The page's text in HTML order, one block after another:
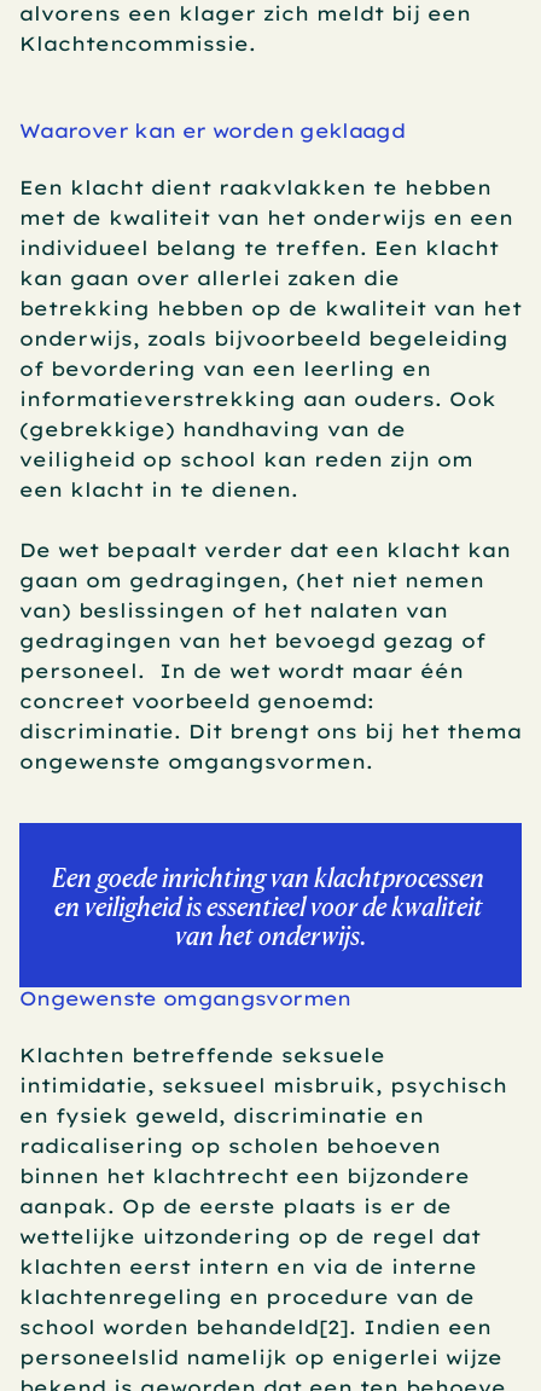
alvorens een klager zich meldt bij een
Klachtencommissie.
Waarover kan er worden geklaagd
Een klacht dient raakvlakken te hebben
met de kwaliteit van het onderwijs en een
individueel belang te treffen. Een klacht
kan gaan over allerlei zaken die
betrekking hebben op de kwaliteit van het
onderwijs, zoals bijvoorbeeld begeleiding
of bevordering van een leerling en
informatieverstrekking aan ouders. Ook
(gebrekkige) handhaving van de
veiligheid op school kan reden zijn om
een klacht in te dienen.
De wet bepaalt verder dat een klacht kan
gaan om gedragingen, (het niet nemen
van) beslissingen of het nalaten van
gedragingen van het bevoegd gezag of
personeel.  In de wet wordt maar één
concreet voorbeeld genoemd:
discriminatie. Dit brengt ons bij het thema
ongewenste omgangsvormen.
Een goede inrichting van klachtprocessen
en veiligheid is essentieel voor de kwaliteit
van het onderwijs.
Ongewenste omgangsvormen
Klachten betreffende seksuele
intimidatie, seksueel misbruik, psychisch
en fysiek geweld, discriminatie en
radicalisering op scholen behoeven
binnen het klachtrecht een bijzondere
aanpak. Op de eerste plaats is er de
wettelijke uitzondering op de regel dat
klachten eerst intern en via de interne
klachtenregeling en procedure van de
school worden behandeld[2]. Indien een
personeelslid namelijk op enigerlei wijze